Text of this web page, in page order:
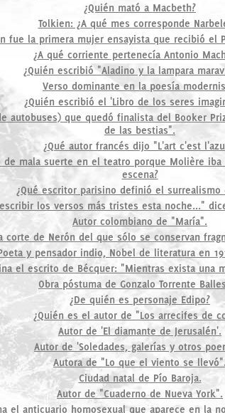
¿Quién mató a Macbeth?
Tolkien: ¿A qué mes corresponde
fue la primera mujer ensayista que recibió el
¿A qué corriente pertenecía Antonio
¿Quién escribió "Aladino y la lampara
Verso dominante en la poesía
¿Quién escribió el 'Libro de los seres
autobuses) que quedó finalista del Booker
de las bestias".
¿Qué autor francés dijo "L'art c'est
de mala suerte en el teatro porque Molière
escena?
¿Qué escritor parisino definió el surrealismo
los versos más tristes esta noche..."
Autor colombiano de "María".
corte de Nerón del que sólo se conservan
y pensador indio, Nobel de literatura en
el escrito de Bécquer: "Mientras exista una
Obra póstuma de Gonzalo Torrente
¿De quién es personaje Edipo?
¿Quién es el autor de "Los arrecifes de
Autor de 'El diamante de Jerusalén'.
Autor de 'Soledades, galerías y otros
Autora de "Lo que el viento se
Ciudad natal de Pío Baroja.
Autor de "Cuaderno de Nueva York".
el anticuario homosexual que aparece en la